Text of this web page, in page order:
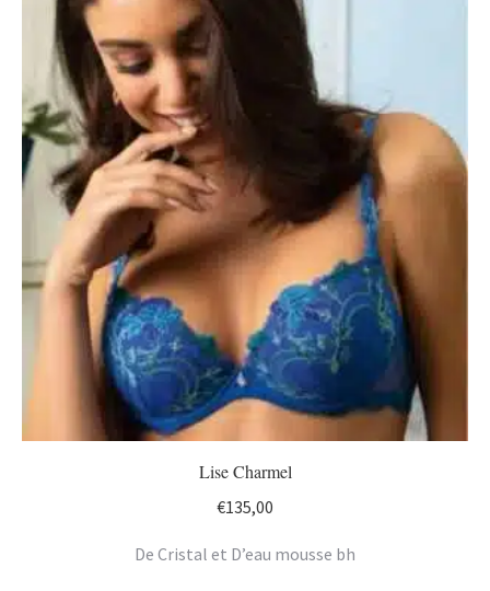
Lise Charmel
€135,00
De Cristal et D’eau mousse bh